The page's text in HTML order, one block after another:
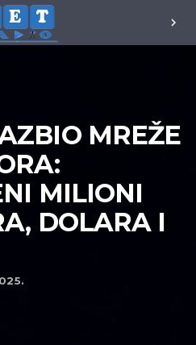
chevron_right
MREŽE
MILIONI
DOLARA I